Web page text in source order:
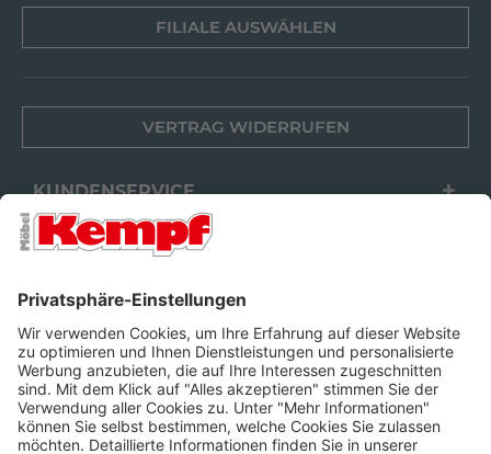
FILIALE AUSWÄHLEN
VERTRAG WIDERRUFEN
KUNDENSERVICE
FILIALEN
FOLGEN SIE UNS